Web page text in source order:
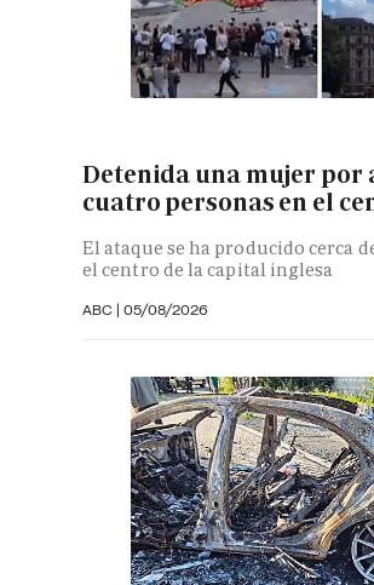
Detenida una mujer por
cuatro personas en el
El ataque se ha producido cerca
el centro de la capital inglesa
ABC | 05/08/2026